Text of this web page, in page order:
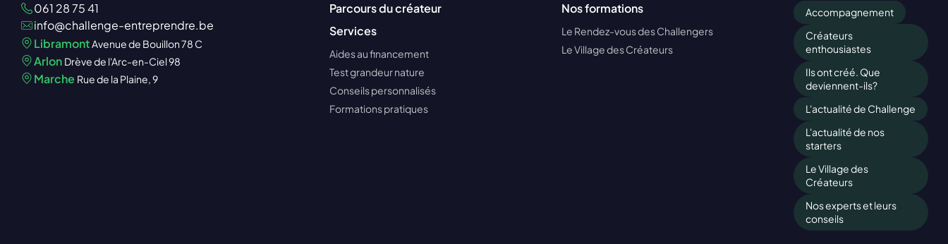
061 28 75 41
info@challenge-entreprendre.be
LibramontAvenue de Bouillon 78 C
Arlon Drève de l'Arc-en-Ciel 98
Marche Rue de la Plaine, 9
Parcours du créateur
Services
Aides au financement
Test grandeur nature
Conseils personnalisés
Formations pratiques
Nos formations
Le Rendez-vous des Challengers
Le Village des Créateurs
Accompagnement
Créateurs
enthousiastes
Ils ont créé. Que
deviennent-ils?
L'actualité de Challenge
L'actualité de nos
starters
Le Village des
Créateurs
Nos experts et leurs
conseils